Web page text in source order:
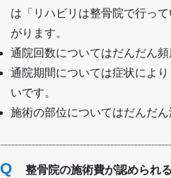
は「リハビリは整骨院で行っ
がります。
通院回数についてはだんだん
通院期間については症状によ
いです。
施術の部位についてはだんだん
Q 整骨院の施術費が認められ